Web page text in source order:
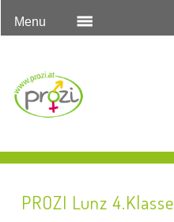
Menu
PROZI Lunz 4.Klasse